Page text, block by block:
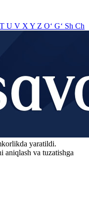
T U V X Y Z O‘ G‘ Sh Ch
yaratildi.
aniqlash va tuzatishga